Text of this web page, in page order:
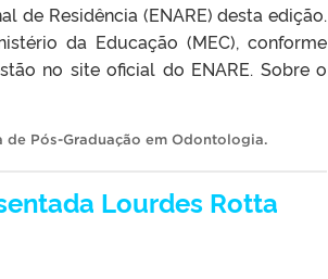
de Residência (ENARE) desta edição.
da Educação (MEC), conforme
no site oficial do ENARE. Sobre o
de Pós-Graduação em Odontologia.
Lourdes Rotta